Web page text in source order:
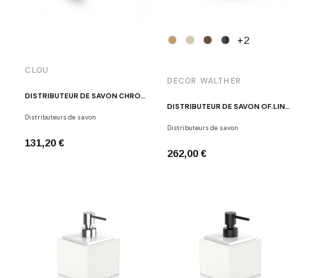
CLOU
DISTRIBUTEUR DE SAVON CHROME POLI SJ/9.26045.01
Distributeurs de savon
131,20 €
+2
DECOR WALTHER
DISTRIBUTEUR DE SAVON OF.LINE SSP
Distributeurs de savon
262,00 €